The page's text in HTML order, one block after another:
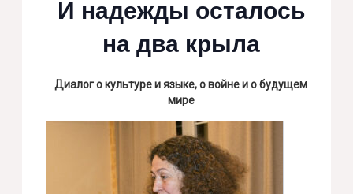
И надежды осталось
на два крыла
Диалог о культуре и языке, о войне и о будущем
мире